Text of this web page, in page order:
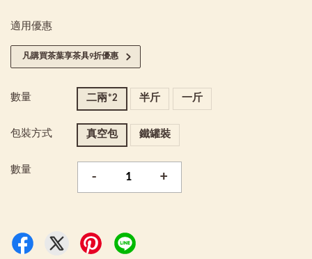
適用優惠
凡購買茶葉享茶具9折優惠
數量 二兩*2 半斤 一斤
包裝方式 真空包 鐵罐裝
數量 - +